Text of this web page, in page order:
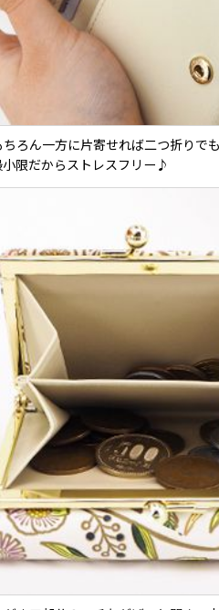
ろん一方に片寄せれば二つ折りで
限だからストレスフリー♪